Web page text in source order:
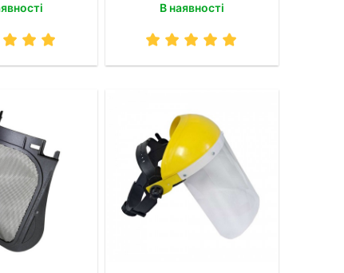
В наявності